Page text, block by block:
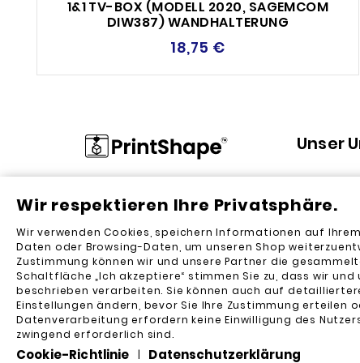
1&1 TV-BOX (MODELL 2020, SAGEMCOM
DIW387) WANDHALTERUNG
18,75 €
Unser
Sitemap
Butiker
Wir respektieren Ihre Privatsphäre.
Wir verwenden Cookies, speichern Informationen auf
Daten oder Browsing-Daten, um unseren Shop
Zustimmung können wir und unsere Partner die
Schaltfläche „Ich akzeptiere“ stimmen Sie zu, dass wir
beschrieben verarbeiten. Sie können auch auf
Einstellungen ändern, bevor Sie Ihre Zustimmung erteilen
Datenverarbeitung erfordern keine Einwilligung des
zwingend erforderlich sind.
Cookie-Richtlinie | Datenschutzerklärung